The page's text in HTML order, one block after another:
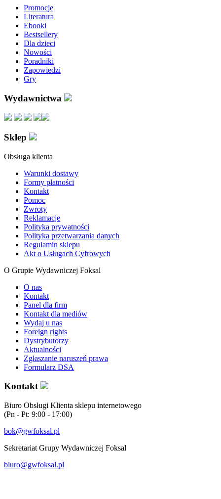
Promocje
Literatura
Ebooki
Bestsellery
Dla dzieci
Nowości
Poradniki
Zapowiedzi
Gry
Wydawnictwa
Sklep
Obsługa klienta
Warunki dostawy
Formy płatności
Kontakt
Pomoc
Zwroty
Reklamacje
Polityka prywatności
Polityka przetwarzania danych
Regulamin sklepu
Akt o Usługach Cyfrowych
O Grupie Wydawniczej Foksal
O nas
Kontakt
Panel dla firm
Kontakt dla mediów
Wydaj u nas
Foreign rights
Dystrybutorzy
Aktualności
Zgłaszanie naruszeń prawa
Formularz DSA
Kontakt
Biuro Obsługi Klienta sklepu internetowego
(Pn - Pt: 9:00 - 17:00)
bok@gwfoksal.pl
Sekretariat Grupy Wydawniczej Foksal
biuro@gwfoksal.pl